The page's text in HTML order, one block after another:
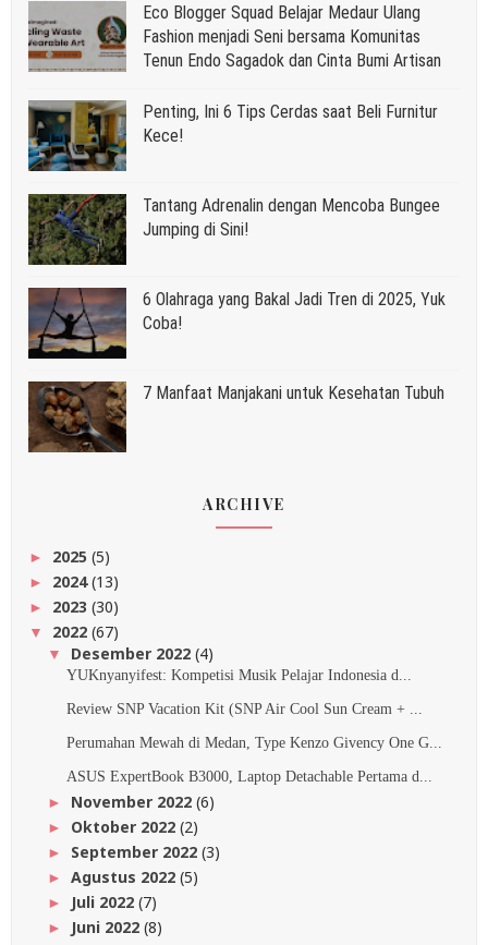
Eco Blogger Squad Belajar Medaur Ulang
Fashion menjadi Seni bersama Komunitas
Tenun Endo Sagadok dan Cinta Bumi Artisan
Penting, Ini 6 Tips Cerdas saat Beli Furnitur
Kece!
Tantang Adrenalin dengan Mencoba Bungee
Jumping di Sini!
6 Olahraga yang Bakal Jadi Tren di 2025, Yuk
Coba!
7 Manfaat Manjakani untuk Kesehatan Tubuh
ARCHIVE
► 2025 (5)
► 2024(13)
► 2023 (30)
▼ 2022 (67)
▼ Desember 2022 (4)
YUKnyanyifest: Kompetisi Musik Pelajar Indonesia d...
Review SNP Vacation Kit (SNP Air Cool Sun Cream + ...
Perumahan Mewah di Medan, Type Kenzo Givency One G...
ASUS ExpertBook B3000, Laptop Detachable Pertama d...
► November 2022 (6)
► Oktober 2022 (2)
► September 2022 (3)
► Agustus 2022 (5)
► Juli 2022 (7)
► Juni 2022 (8)